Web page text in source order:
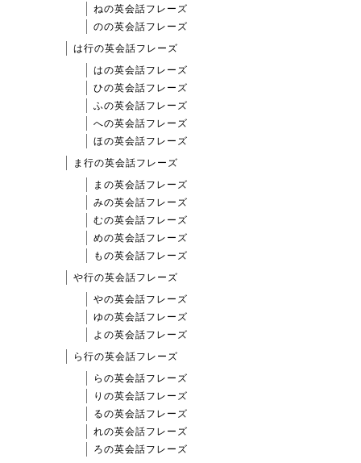
ねの英会話フレーズ
のの英会話フレーズ
は行の英会話フレーズ
はの英会話フレーズ
ひの英会話フレーズ
ふの英会話フレーズ
への英会話フレーズ
ほの英会話フレーズ
ま行の英会話フレーズ
まの英会話フレーズ
みの英会話フレーズ
むの英会話フレーズ
めの英会話フレーズ
もの英会話フレーズ
や行の英会話フレーズ
やの英会話フレーズ
ゆの英会話フレーズ
よの英会話フレーズ
ら行の英会話フレーズ
らの英会話フレーズ
りの英会話フレーズ
るの英会話フレーズ
れの英会話フレーズ
ろの英会話フレーズ